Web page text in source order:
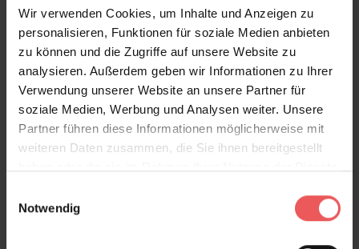
Wir verwenden Cookies, um Inhalte und Anzeigen zu
personalisieren, Funktionen für soziale Medien anbieten
zu können und die Zugriffe auf unsere Website zu
analysieren. Außerdem geben wir Informationen zu Ihrer
Verwendung unserer Website an unsere Partner für
soziale Medien, Werbung und Analysen weiter. Unsere
Partner führen diese Informationen möglicherweise mit
weiteren Daten zusammen, die Sie ihnen bereitgestellt
Notwendig
FAQ Teilen!
Sie haben Fragen zum Produkt?
Frage stellen